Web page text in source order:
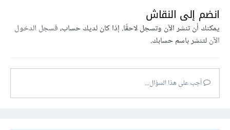
انضم إلى النقاش
يمكنك أن تنشر الآن وتسجل لاحقًا. إذا كان لديك حساب،فسجل الدخول
الآنلتنشر باسم حسابك.
أجب على هذا السؤال...